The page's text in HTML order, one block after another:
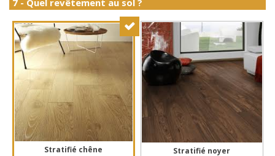
Stratifié chêne Stratifié noyer